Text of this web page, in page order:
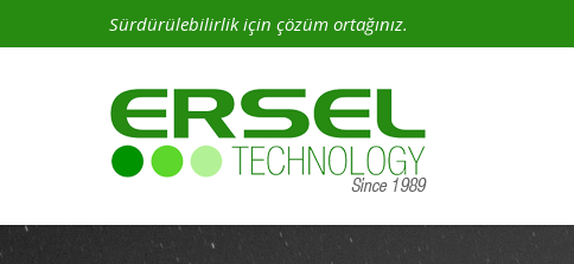
Sürdürülebilirlik için çözüm ortağınız.